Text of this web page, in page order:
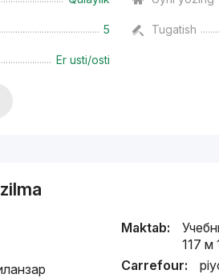
5 Tugatish
Er usti/osti
Maktab:
117 м
Carrefour: